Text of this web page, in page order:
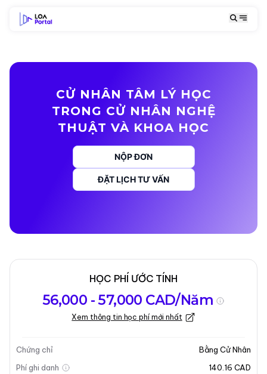
CỬ NHÂN TÂM LÝ HỌC
TRONG CỬ NHÂN NGHỆ
THUẬT VÀ KHOA HỌC
NỘP ĐƠN
ĐẶT LỊCH TƯ VẤN
chương trình
Học
Kỳ nhập học
Cập nhật lần cuối vào 05-01-2026
Tổng quan về chương trình
HỌC PHÍ ƯỚC TÍNH
56,000 - 57,000 CAD/Năm
Xem thông tin học phí mới nhất
Chứng chỉ
Bằng Cử Nhân
Phí ghi danh
140.16 CAD